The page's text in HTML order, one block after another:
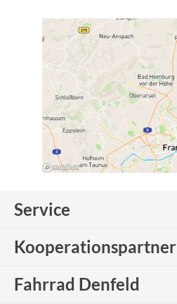
Service
Kooperationspartner
Fahrrad Denfeld